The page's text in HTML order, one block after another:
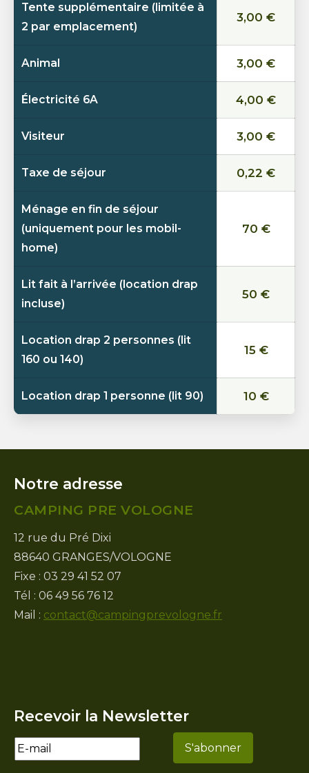
Tente supplémentaire (limitée à
2 par emplacement)
3,00 €
Animal 3,00 €
Électricité 6A 4,00 €
Visiteur 3,00 €
Taxe de séjour 0,22 €
Ménage en fin de séjour
(uniquement pour les mobil-
home)
70 €
Lit fait à l’arrivée (location drap
incluse)
50 €
Location drap 2 personnes (lit
160 ou 140)
15 €
Location drap 1 personne (lit 90) 10 €
Notre adresse
CAMPING PRE VOLOGNE
12 rue du Pré Dixi
88640 GRANGES/VOLOGNE
Fixe : 03 29 41 52 07
Tél : 06 49 56 76 12
Mail : contact@campingprevologne.fr
Recevoir la Newsletter